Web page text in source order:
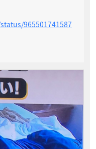
965501741587